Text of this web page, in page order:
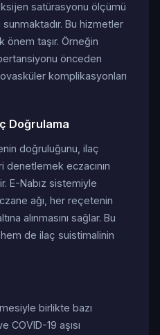
satürasyonu ölçümü
Bu hizmetler
önem taşır. Örneğin
önceden
komplikasyonları
Doğrulama
doğruluğunu, ilaç
denetlemek eczacının
E-Nabız sistemiyle
ağı, her reçetenin
alınmasını sağlar. Bu
de ilaç suistimalinin
birlikte bazı
COVID-19 aşısı